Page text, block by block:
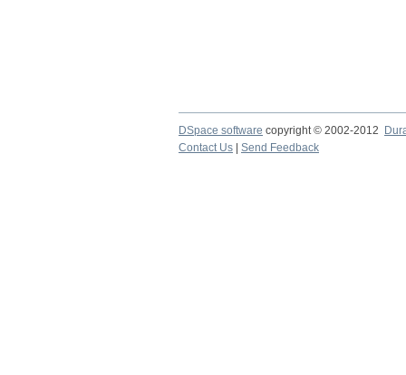
DSpace software copyright © 2002-2012
Contact Us
Send Feedback